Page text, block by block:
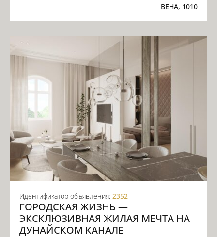
ВЕНА, 1010
Идентификатор объявления: 2352
ГОРОДСКАЯ ЖИЗНЬ —
ЭКСКЛЮЗИВНАЯ ЖИЛАЯ МЕЧТА НА
ДУНАЙСКОМ КАНАЛЕ